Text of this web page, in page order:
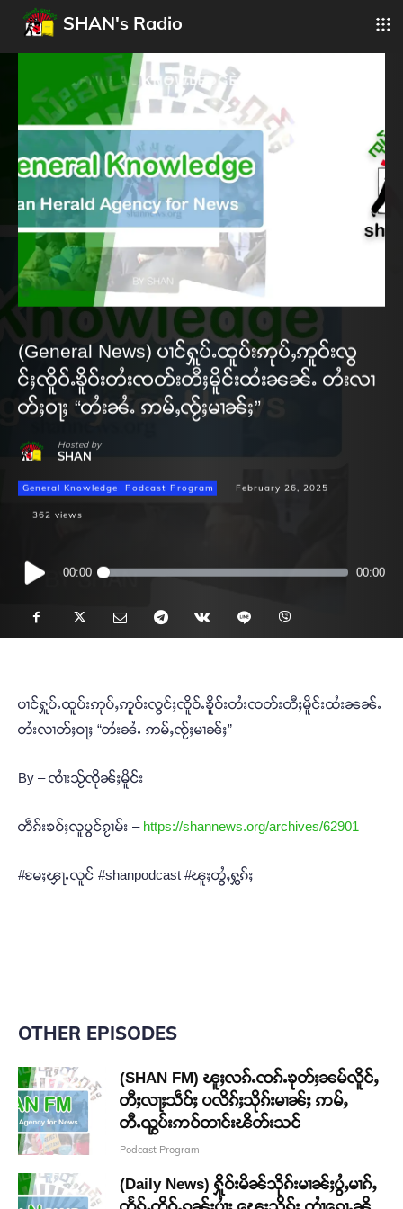
SHAN's Radio
(General News) ပၢင်ႁူပ်ႉထူပ်းဢုပ်ႇဢူဝ်းလွ
င်ႈၸိူဝ်ႉၶိူဝ်းတႆးၸတ်းတီႈမိူင်းထႆးၼၼ်ႉ တႆးလၢ
တ်ႈဝႃႈ “တႆးၼႆႉ ဢမ်ႇၸႂ်ႈမၢၼ်ႈ”
Hosted by
SHAN
General Knowledge Podcast Program February 26, 2025
362 views
Audio
Player
00:00 00:00
ပၢင်ႁူပ်ႉထူပ်းဢုပ်ႇဢူဝ်းလွင်ႈၸိူဝ်ႉၶိူဝ်းတႆးၸတ်းတီႈမိူင်းထႆးၼၼ်ႉ
တႆးလၢတ်ႈဝႃႈ “တႆးၼႆႉ ဢမ်ႇၸႂ်ႈမၢၼ်ႈ”
By – ၸၢႆးသႂ်ၸိုၼ်ႈမိူင်း
တဵၵ်းၶဝ်ႈလူပွင်ၵႂၢမ်း – https://shannews.org/archives/62901
#မႄႈၾႃႉလူင် #shanpodcast #ၽူႈတွႆႇႁွၵ်ႈ
OTHER EPISODES
(SHAN FM) ၽူႈလၵ်ႉၸၵ်ႉၶုတ်ႈၼမ်လိူင်ႇ
တီႈလႃႈသဵဝ်ႈ ပလိၵ်ႈသိုၵ်းမၢၼ်ႈ ဢမ်ႇ
တီႉၺွပ်းဢဝ်တၢင်းၽိတ်းသင်
Podcast Program
(Daily News) ႁိူဝ်းမိၼ်သိုၵ်းမၢၼ်ႈပွႆႇမၢၵ်ႇ